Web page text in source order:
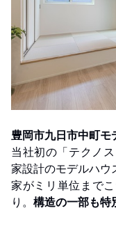
豊岡市九日市中町モ
当社初の「テクノ
家設計のモデルハウ
家がミリ単位まで
り。 構造の一部も特